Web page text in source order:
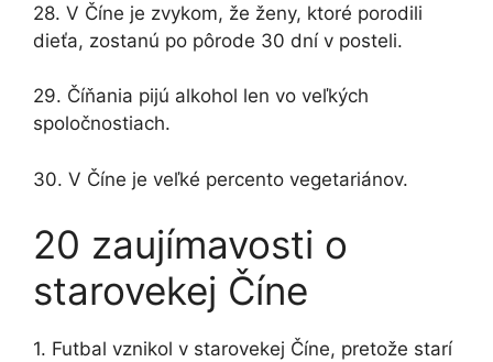
28. V Číne je zvykom, že ženy, ktoré porodili
dieťa, zostanú po pôrode 30 dní v posteli.
29. Číňania pijú alkohol len vo veľkých
spoločnostiach.
30. V Číne je veľké percento vegetariánov.
20 zaujímavosti o
starovekej Číne
1. Futbal vznikol v starovekej Číne, pretože starí